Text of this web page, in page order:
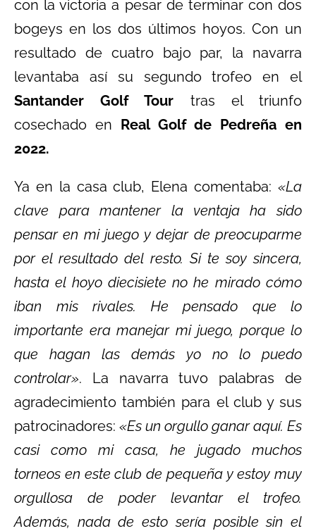
con la victoria a pesar de terminar con dos
bogeys en los dos últimos hoyos. Con un
resultado de cuatro bajo par, la navarra
levantaba así su segundo trofeo en el
Santander Golf Tour tras el triunfo
cosechado en Real Golf de Pedreña en
2022.
Ya en la casa club, Elena comentaba: «La
clave para mantener la ventaja ha sido
pensar en mi juego y dejar de preocuparme
por el resultado del resto. Si te soy sincera,
hasta el hoyo diecisiete no he mirado cómo
iban mis rivales. He pensado que lo
importante era manejar mi juego, porque lo
que hagan las demás yo no lo puedo
controlar». La navarra tuvo palabras de
agradecimiento también para el club y sus
patrocinadores: «Es un orgullo ganar aquí. Es
casi como mi casa, he jugado muchos
torneos en este club de pequeña y estoy muy
orgullosa de poder levantar el trofeo.
Además, nada de esto sería posible sin el